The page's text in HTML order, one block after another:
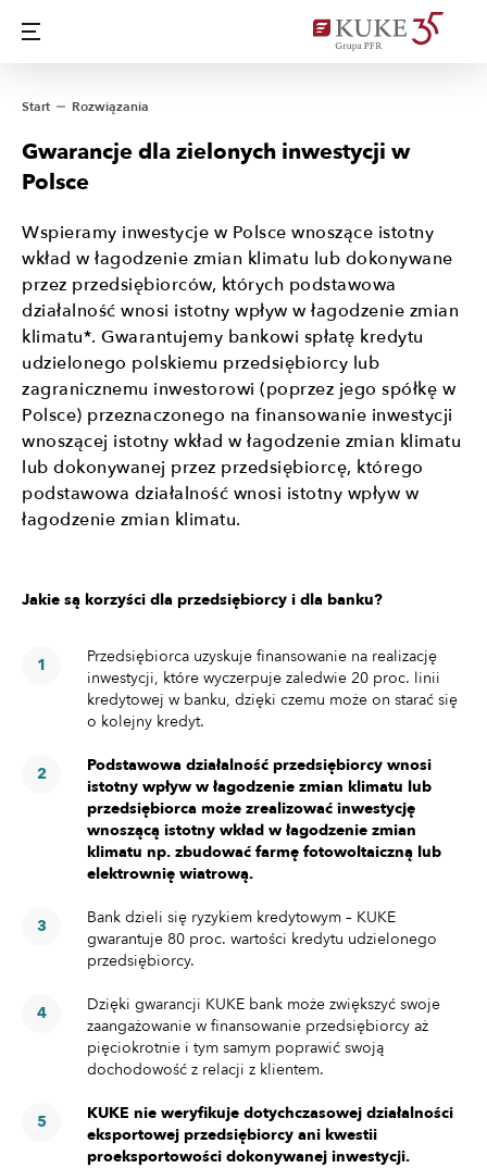
Start Rozwiązania
Gwarancje dla zielonych inwestycji w
Polsce
Wspieramy inwestycje w Polsce wnoszące istotny
wkład w łagodzenie zmian klimatu lub dokonywane
przez przedsiębiorców, których podstawowa
działalność wnosi istotny wpływ w łagodzenie zmian
klimatu*. Gwarantujemy bankowi spłatę kredytu
udzielonego polskiemu przedsiębiorcy lub
zagranicznemu inwestorowi (poprzez jego spółkę w
Polsce) przeznaczonego na finansowanie inwestycji
wnoszącej istotny wkład w łagodzenie zmian klimatu
lub dokonywanej przez przedsiębiorcę, którego
podstawowa działalność wnosi istotny wpływ w
łagodzenie zmian klimatu.
Jakie są korzyści dla przedsiębiorcy i dla banku?
Przedsiębiorca uzyskuje finansowanie na realizację
inwestycji, które wyczerpuje zaledwie 20 proc. linii
kredytowej w banku, dzięki czemu może on starać się
o kolejny kredyt.
Podstawowa działalność przedsiębiorcy wnosi
istotny wpływ w łagodzenie zmian klimatu lub
przedsiębiorca może zrealizować inwestycję
wnoszącą istotny wkład w łagodzenie zmian
klimatu np. zbudować farmę fotowoltaiczną lub
elektrownię wiatrową.
Bank dzieli się ryzykiem kredytowym – KUKE
gwarantuje 80 proc. wartości kredytu udzielonego
przedsiębiorcy.
Dzięki gwarancji KUKE bank może zwiększyć swoje
zaangażowanie w finansowanie przedsiębiorcy aż
pięciokrotnie i tym samym poprawić swoją
dochodowość z relacji z klientem.
KUKE nie weryfikuje dotychczasowej działalności
eksportowej przedsiębiorcy ani kwestii
proeksportowości dokonywanej inwestycji.